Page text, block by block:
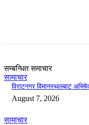
सम्बन्धित समाचार
सामाचार
विराटनगर विमानस्थलबाट
August 7, 2026
सामाचार